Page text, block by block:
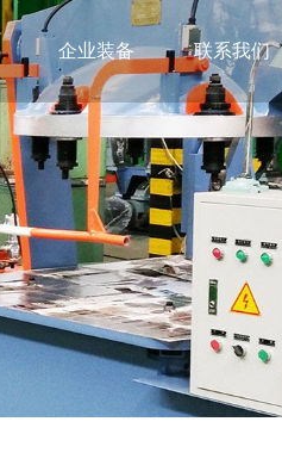
企业装备 联系我们